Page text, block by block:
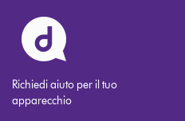
Richiedi aiuto per il tuo
apparecchio